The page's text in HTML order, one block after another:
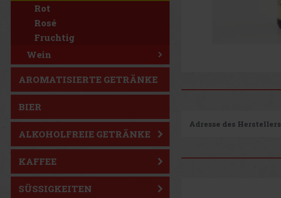
Rot
Rosé
Fruchtig
Wein
AROMATISIERTE GETRÄNKE
BIER
ALKOHOLFREIE GETRÄNKE
KAFFEE
SÜSSIGKEITEN
Adresse des Herstellers